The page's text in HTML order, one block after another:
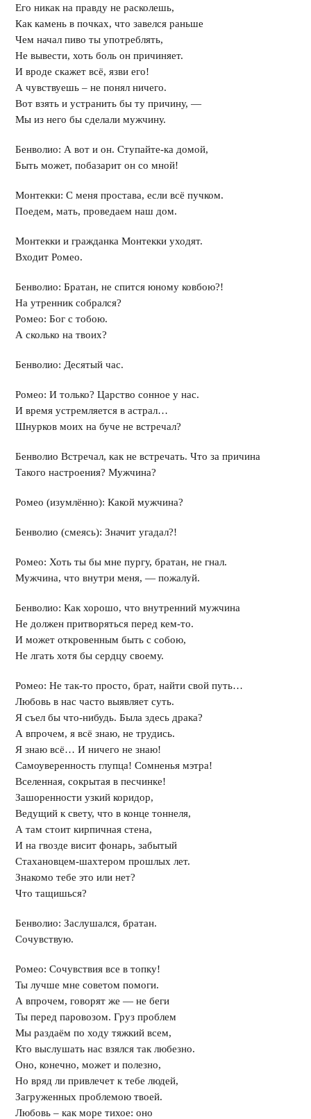
Его никак на правду не расколешь,
Как камень в почках, что завелся раньше
Чем начал пиво ты употреблять,
Не вывести, хоть боль он причиняет.
И вроде скажет всё, язви его!
А чувствуешь – не понял ничего.
Вот взять и устранить бы ту причину, —
Мы из него бы сделали мужчину.
Бенволио: А вот и он. Ступайте-ка домой,
Быть может, побазарит он со мной!
Монтекки: С меня простава, если всё пучком.
Поедем, мать, проведаем наш дом.
Монтекки и гражданка Монтекки уходят.
Входит Ромео.
Бенволио: Братан, не спится юному ковбою?!
На утренник собрался?
Ромео: Бог с тобою.
А сколько на твоих?
Бенволио: Десятый час.
Ромео: И только? Царство сонное у нас.
И время устремляется в астрал…
Шнурков моих на буче не встречал?
Бенволио Встречал, как не встречать. Что за причина
Такого настроения? Мужчина?
Ромео (изумлённо): Какой мужчина?
Бенволио (смеясь): Значит угадал?!
Ромео: Хоть ты бы мне пургу, братан, не гнал.
Мужчина, что внутри меня, — пожалуй.
Бенволио: Как хорошо, что внутренний мужчина
Не должен притворяться перед кем-то.
И может откровенным быть с собою,
Не лгать хотя бы сердцу своему.
Ромео: Не так-то просто, брат, найти свой путь…
Любовь в нас часто выявляет суть.
Я съел бы что-нибудь. Была здесь драка?
А впрочем, я всё знаю, не трудись.
Я знаю всё… И ничего не знаю!
Самоуверенность глупца! Сомненья мэтра!
Вселенная, сокрытая в песчинке!
Зашоренности узкий коридор,
Ведущий к свету, что в конце тоннеля,
А там стоит кирпичная стена,
И на гвозде висит фонарь, забытый
Стахановцем-шахтером прошлых лет.
Знакомо тебе это или нет?
Что тащишься?
Бенволио: Заслушался, братан.
Сочувствую.
Ромео: Сочувствия все в топку!
Ты лучше мне советом помоги.
А впрочем, говорят же — не беги
Ты перед паровозом. Груз проблем
Мы раздаём по ходу тяжкий всем,
Кто выслушать нас взялся так любезно.
Оно, конечно, может и полезно,
Но вряд ли привлечет к тебе людей,
Загруженных проблемою твоей.
Любовь – как море тихое: оно